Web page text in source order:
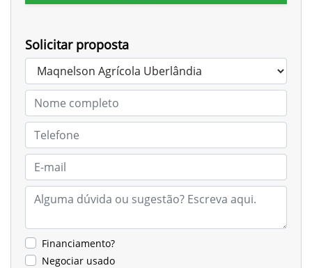
Solicitar proposta
Financiamento?
Negociar usado